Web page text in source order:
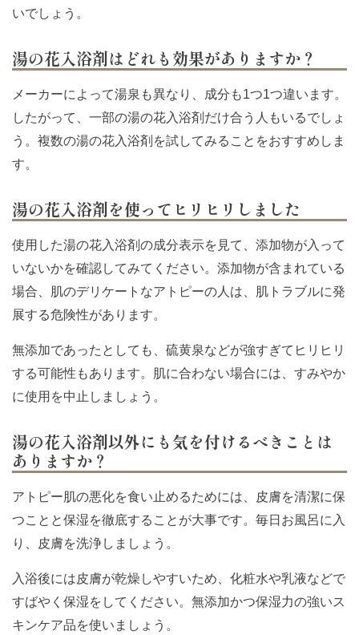
いでしょう。
湯の花入浴剤はどれも効果がありますか？
メーカーによって湯泉も異なり、成分も1つ1つ違います。
したがって、一部の湯の花入浴剤だけ合う人もいるでしょ
う。複数の湯の花入浴剤を試してみることをおすすめしま
す。
湯の花入浴剤を使ってヒリヒリしました
使用した湯の花入浴剤の成分表示を見て、添加物が入って
いないかを確認してみてください。添加物が含まれている
場合、肌のデリケートなアトピーの人は、肌トラブルに発
展する危険性があります。
無添加であったとしても、硫黄泉などが強すぎてヒリヒリ
する可能性もあります。肌に合わない場合には、すみやか
に使用を中止しましょう。
湯の花入浴剤以外にも気を付けるべきことは
ありますか？
アトピー肌の悪化を食い止めるためには、皮膚を清潔に保
つことと保湿を徹底することが大事です。毎日お風呂に入
り、皮膚を洗浄しましょう。
入浴後には皮膚が乾燥しやすいため、化粧水や乳液などで
すばやく保湿をしてください。無添加かつ保湿力の強いス
キンケア品を使いましょう。